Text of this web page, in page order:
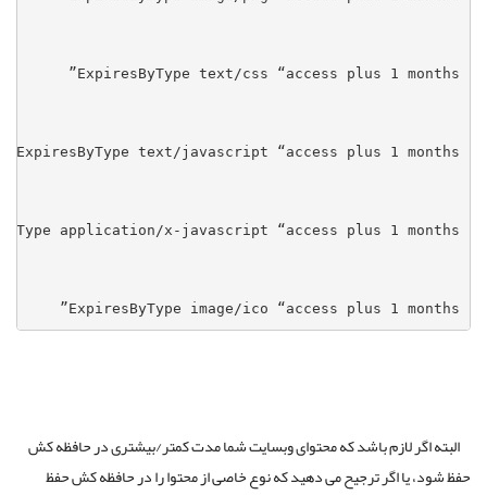
ExpiresByType image/ico “access plus 1 months”
البته اگر لازم باشد که محتوای وبسایت شما مدت کمتر/بیشتری در حافظه کش
حفظ شود، یا اگر ترجیح می دهید که نوع خاصی از محتوا را در حافظه کش حفظ